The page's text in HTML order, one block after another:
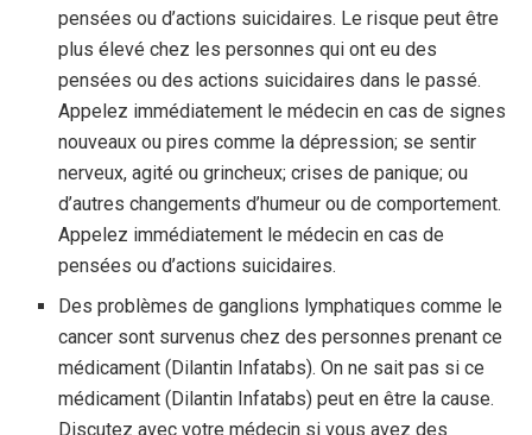
pensées ou d’actions suicidaires. Le risque peut être
plus élevé chez les personnes qui ont eu des
pensées ou des actions suicidaires dans le passé.
Appelez immédiatement le médecin en cas de signes
nouveaux ou pires comme la dépression; se sentir
nerveux, agité ou grincheux; crises de panique; ou
d’autres changements d’humeur ou de comportement.
Appelez immédiatement le médecin en cas de
pensées ou d’actions suicidaires.
Des problèmes de ganglions lymphatiques comme le
cancer sont survenus chez des personnes prenant ce
médicament (Dilantin Infatabs). On ne sait pas si ce
médicament (Dilantin Infatabs) peut en être la cause.
Discutez avec votre médecin si vous avez des